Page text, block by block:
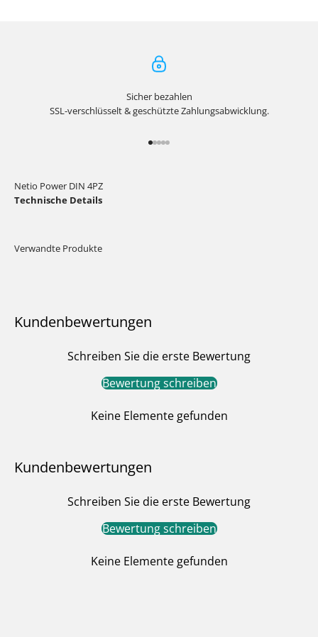
Sicher bezahlen
SSL-verschlüsselt & geschützte Zahlungsabwicklung.
Gehe zu Element 1
Gehe zu Element 2
Gehe zu Element 3
Gehe zu Element 4
Gehe zu Element 5
Netio Power DIN 4PZ
Technische Details
Kundenbewertungen
Schreiben Sie die erste Bewertung
Bewertung schreiben
Keine Elemente gefunden
Kundenbewertungen
Schreiben Sie die erste Bewertung
Bewertung schreiben
Keine Elemente gefunden